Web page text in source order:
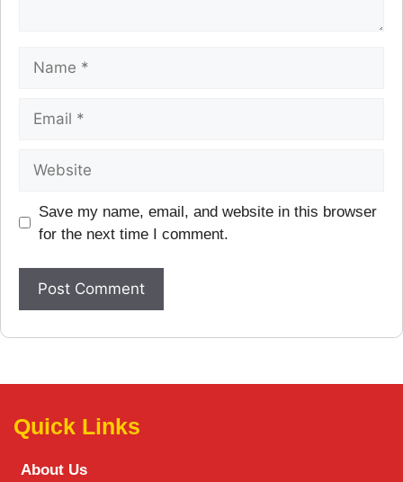
Save my name, email, and website in this browser
for the next time I comment.
Quick Links
About Us